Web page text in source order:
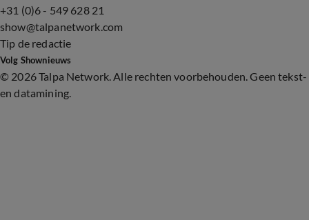
+31 (0)6 - 549 628 21
show@talpanetwork.com
Tip de redactie
Volg Shownieuws
© 2026 Talpa Network. Alle rechten voorbehouden. Geen tekst-
en datamining.